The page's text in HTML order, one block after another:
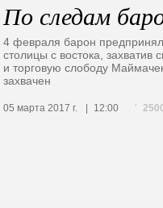
По следам
4 февраля барон
столицы с востока, захватив
и торговую слободу
захвачен
05 марта 2017 г. 12:00